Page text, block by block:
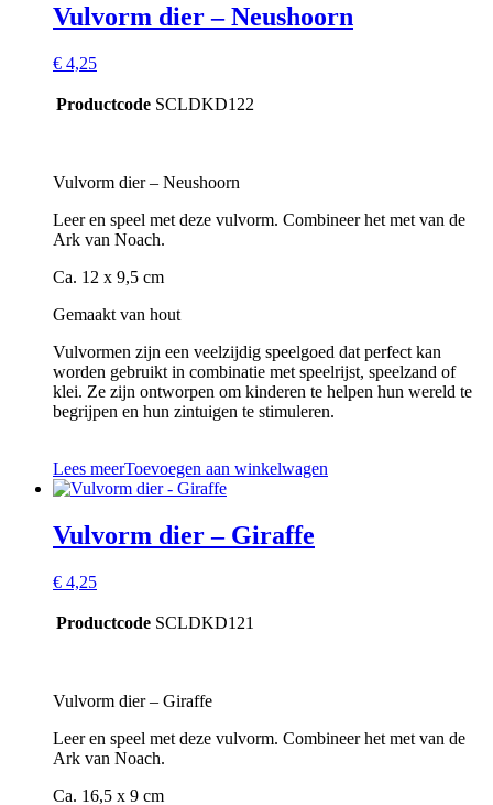
Vulvorm dier – Neushoorn
€ 4,25
Productcode SCLDKD122
Vulvorm dier – Neushoorn
Leer en speel met deze vulvorm. Combineer het met van de
Ark van Noach.
Ca. 12 x 9,5 cm
Gemaakt van hout
Vulvormen zijn een veelzijdig speelgoed dat perfect kan
worden gebruikt in combinatie met speelrijst, speelzand of
klei. Ze zijn ontworpen om kinderen te helpen hun wereld te
begrijpen en hun zintuigen te stimuleren.
Lees meerToevoegen aan winkelwagen
Vulvorm dier – Giraffe
€ 4,25
Productcode SCLDKD121
Vulvorm dier – Giraffe
Leer en speel met deze vulvorm. Combineer het met van de
Ark van Noach.
Ca. 16,5 x 9 cm